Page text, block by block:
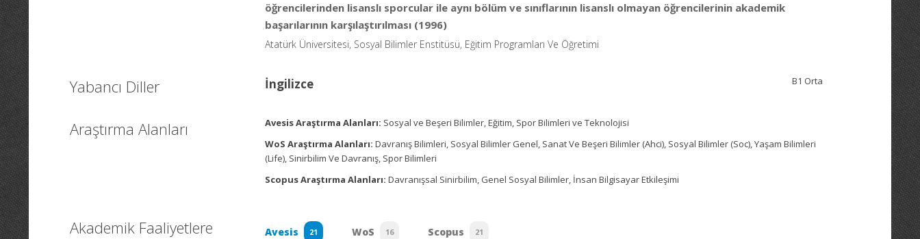
öğrencilerinden lisanslı sporcular ile aynı bölüm ve sınıflarının lisanslı olmayan öğrencilerinin akademik
başarılarının karşılaştırılması (1996)
Atatürk Üniversitesi, Sosyal Bilimler Enstitüsü, Eğitim Programları Ve Öğretimi
Yabancı Diller B1 Orta
İngilizce
Araştırma Alanları Avesis Araştırma Alanları: Sosyal ve Beşeri Bilimler, Eğitim, Spor Bilimleri ve Teknolojisi
WoS Araştırma Alanları: Davranış Bilimleri, Sosyal Bilimler Genel, Sanat Ve Beşeri Bilimler (Ahci), Sosyal Bilimler (Soc), Yaşam Bilimleri
(Life), Sinirbilim Ve Davranış, Spor Bilimleri
Scopus Araştırma Alanları: Davranışsal Sinirbilim, Genel Sosyal Bilimler, İnsan Bilgisayar Etkileşimi
Akademik Faaliyetlere
Avesis 21 WoS 16 Scopus 21